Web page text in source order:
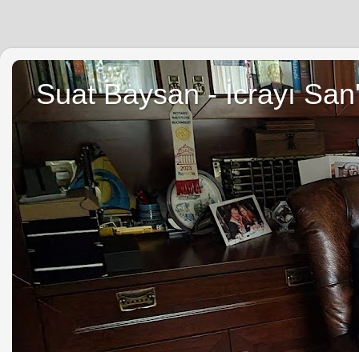
Suat Baysan - İcrayı